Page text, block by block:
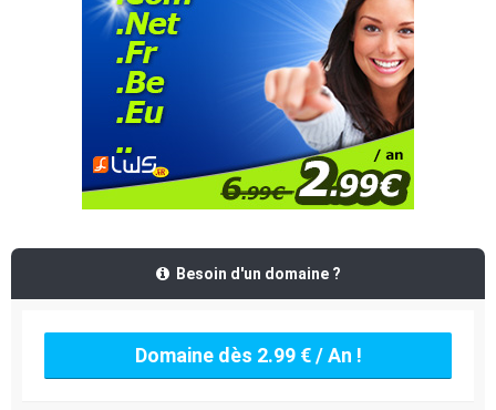
Besoin d'un domaine ?
Domaine dès 2.99 € / An !